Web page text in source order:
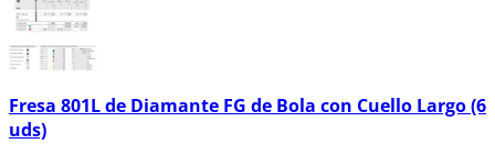
Fresa 801L de Diamante FG de Bola con Cuello Largo (6
uds)